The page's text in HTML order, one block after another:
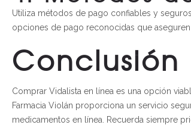
Utiliza métodos de pago confiables y
opciones de pago reconocidas que
Conclusión
Comprar Vidalista en línea es una opción
Farmacia Violán proporciona un servicio
medicamentos en línea. Recuerda siempre